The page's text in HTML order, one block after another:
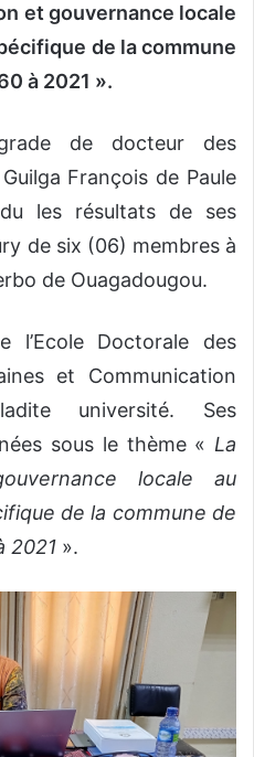
et gouvernance locale
de la commune
à 2021 ».
de docteur des
François de Paule
les résultats de ses
de six (06) membres à
de Ouagadougou.
l’Ecole Doctorale des
et Communication
université. Ses
sous le thème « La
locale au
de la commune de
2021 ».